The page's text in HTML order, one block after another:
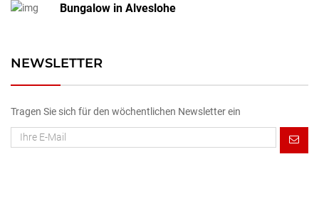
Bungalow in Alveslohe
NEWSLETTER
Tragen Sie sich für den wöchentlichen Newsletter ein